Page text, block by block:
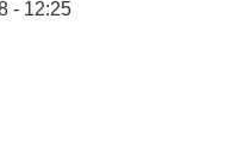
- 12:25